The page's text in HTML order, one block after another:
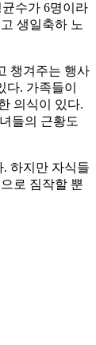
수가 6명이라
생일축하 노
챙겨주는 행사
. 가족들이
의식이 있다.
들의 근황도
하지만 자식들
로 짐작할 뿐